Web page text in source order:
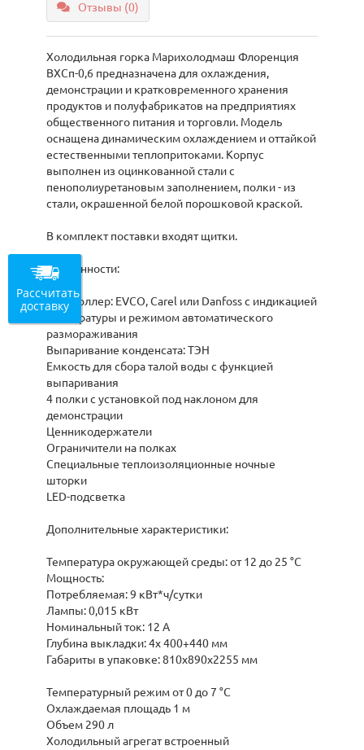
Отзывы (0)
Холодильная горка Марихолодмаш Флоренция
ВХСп-0,6 предназначена для охлаждения,
демонстрации и кратковременного хранения
продуктов и полуфабрикатов на предприятиях
общественного питания и торговли. Модель
оснащена динамическим охлаждением и оттайкой
естественными теплопритоками. Корпус
выполнен из оцинкованной стали с
пенополиуретановым заполнением, полки - из
стали, окрашенной белой порошковой краской.
В комплект поставки входят щитки.
Особенности:
Контроллер: EVCO, Carel или Danfoss с индикацией
температуры и режимом автоматического
размораживания
Выпаривание конденсата: ТЭН
Емкость для сбора талой воды с функцией
выпаривания
4 полки с установкой под наклоном для
демонстрации
Ценникодержатели
Ограничители на полках
Специальные теплоизоляционные ночные
шторки
LED-подсветка
Дополнительные характеристики:
Температура окружающей среды: от 12 до 25 °С
Мощность:
Потребляемая: 9 кВт*ч/сутки
Лампы: 0,015 кВт
Номинальный ток: 12 А
Глубина выкладки: 4х 400+440 мм
Габариты в упаковке: 810х890х2255 мм
Температурный режим от 0 до 7 °C
Охлаждаемая площадь 1 м
Объем 290 л
Холодильный агрегат встроенный
Рассчитать
доставку